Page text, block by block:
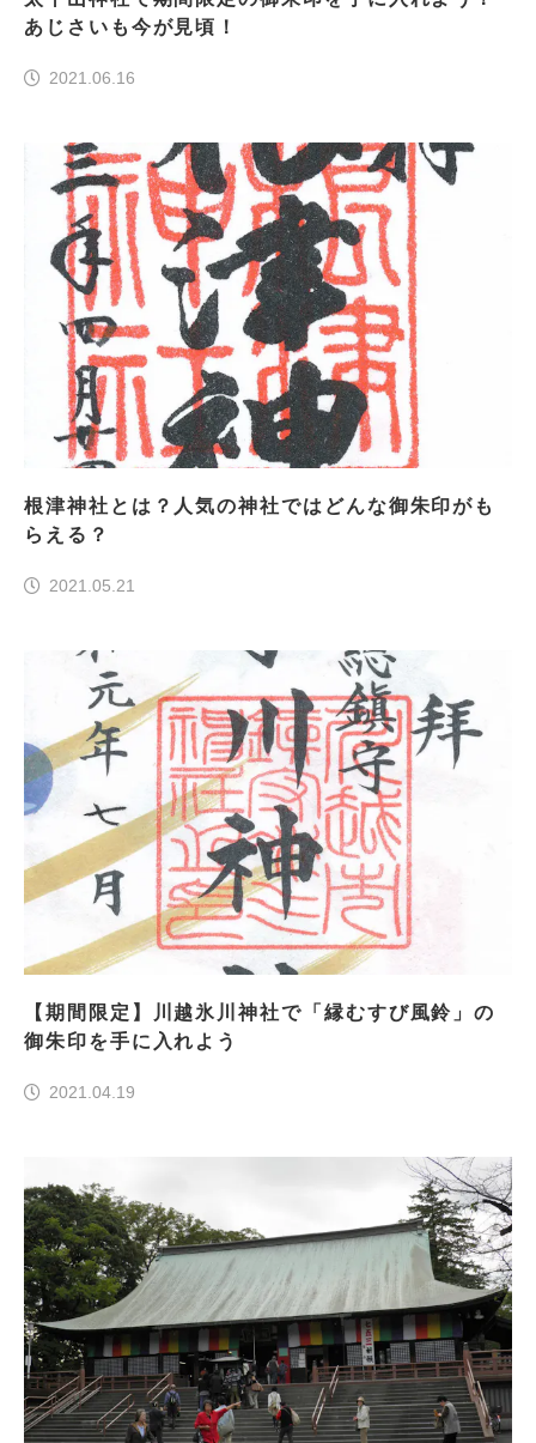
あじさいも今が見頃！
2021.06.16
根津神社とは？人気の神社ではどんな御朱印がも
らえる？
2021.05.21
【期間限定】川越氷川神社で「縁むすび風鈴」の
御朱印を手に入れよう
2021.04.19